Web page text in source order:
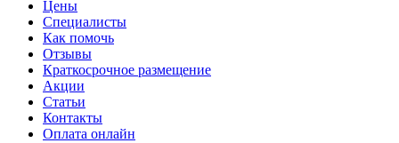
Цены
Специалисты
Как помочь
Отзывы
Краткосрочное размещение
Акции
Статьи
Контакты
Оплата онлайн